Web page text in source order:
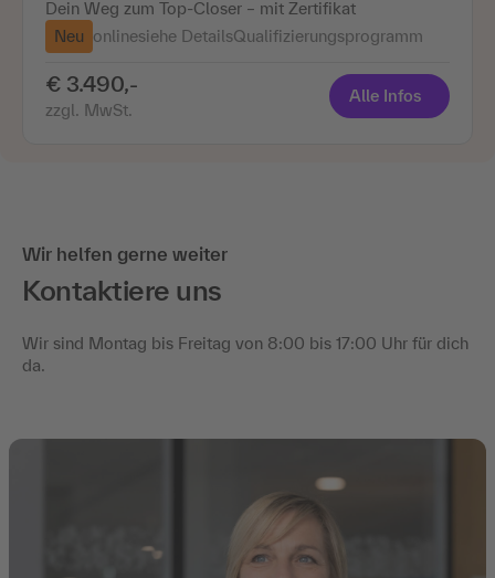
Dein Weg zum Top-Closer – mit Zertifikat
Neu onlinesiehe DetailsQualifizierungsprogramm
€ 3.490,-
zzgl. MwSt.
Alle Infos
Wir helfen gerne weiter
Kontaktiere uns
Wir sind Montag bis Freitag von 8:00 bis 17:00 Uhr für dich
da.